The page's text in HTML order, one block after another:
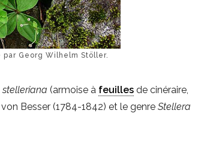
Georg Wilhelm Stöller.
stelleriana(armoise à feuilles de cinéraire,
Besser (1784-1842) et le genreStellera